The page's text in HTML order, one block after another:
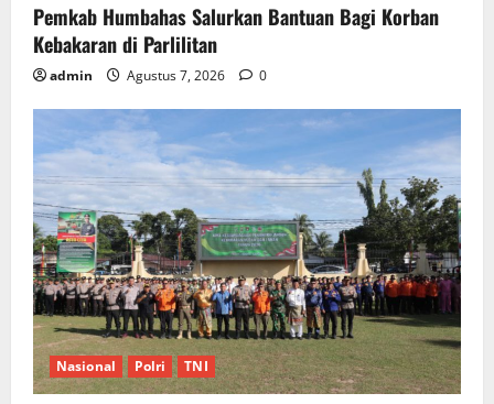
Pemkab Humbahas Salurkan Bantuan Bagi Korban
Kebakaran di Parlilitan
admin Agustus 7, 2026 0
Nasional Polri TNI